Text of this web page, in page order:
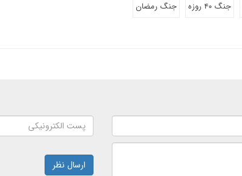
جنگ ۴۰ روزه جنگ رمضان
ارسال نظر